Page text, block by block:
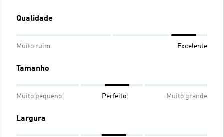
Qualidade
Muito ruim Excelente
Tamanho
Muito pequeno Perfeito Muito grande
Largura